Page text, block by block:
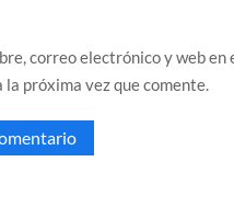
correo electrónico y web en
la próxima vez que comente.